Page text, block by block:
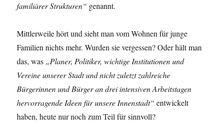
familiärer Strukturen“ genannt.
Mittlerweile hört und sieht man vom Wohnen für junge
Familien nichts mehr. Wurden sie vergessen? Oder hält man
das, was „Planer, Politiker, wichtige Institutionen und
Vereine unserer Stadt und nicht zuletzt zahlreiche
Bürgerinnen und Bürger an drei intensiven Arbeitstagen
hervorragende Ideen für unsere Innenstadt“ entwickelt
haben, heute nur noch zum Teil für sinnvoll?